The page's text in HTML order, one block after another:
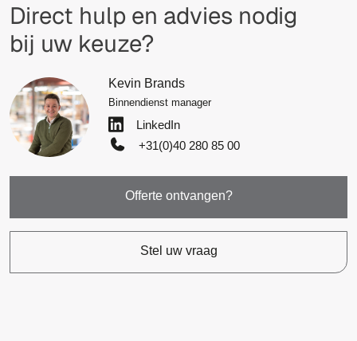
Direct hulp en advies nodig
bij uw keuze?
Kevin Brands
Binnendienst manager
LinkedIn
+31(0)40 280 85 00
Offerte ontvangen?
Stel uw vraag